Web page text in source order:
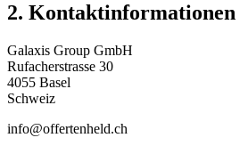
2. Kontaktinformationen
Galaxis Group GmbH
Rufacherstrasse 30
4055 Basel
Schweiz
info@offertenheld.ch